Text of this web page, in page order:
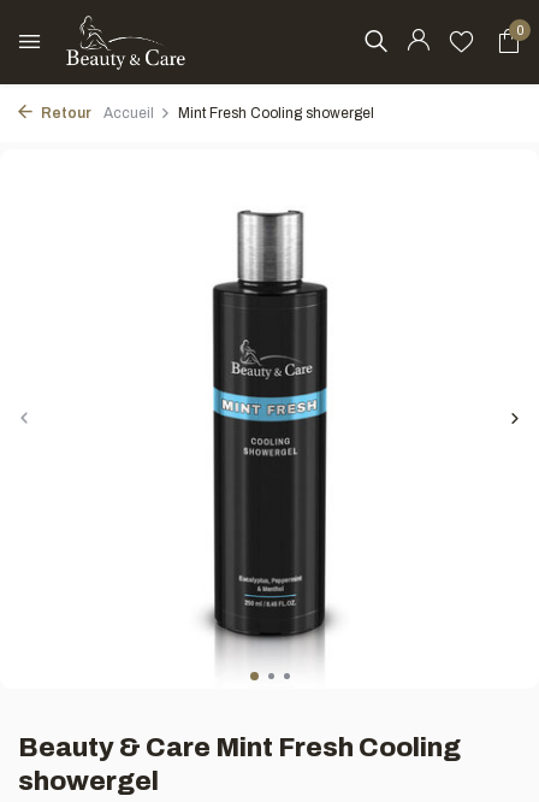
0
Retour Accueil Mint Fresh Cooling showergel
Beauty & Care Mint Fresh Cooling
showergel